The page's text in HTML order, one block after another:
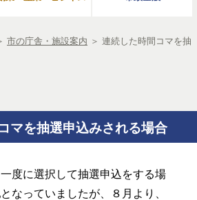
市の庁舎・施設案内 ＞ 連続した時間コマを抽
マを抽選申込みされる場合
度に選択して抽選申込をする場
となっていましたが、８月より、